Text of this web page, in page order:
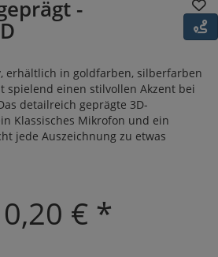
-
erhältlich in goldfarben, silberfarben
spielend einen stilvollen Akzent bei
detailreich geprägte 3D-
Klassisches Mikrofon und ein
jede Auszeichnung zu etwas
0,20 € *